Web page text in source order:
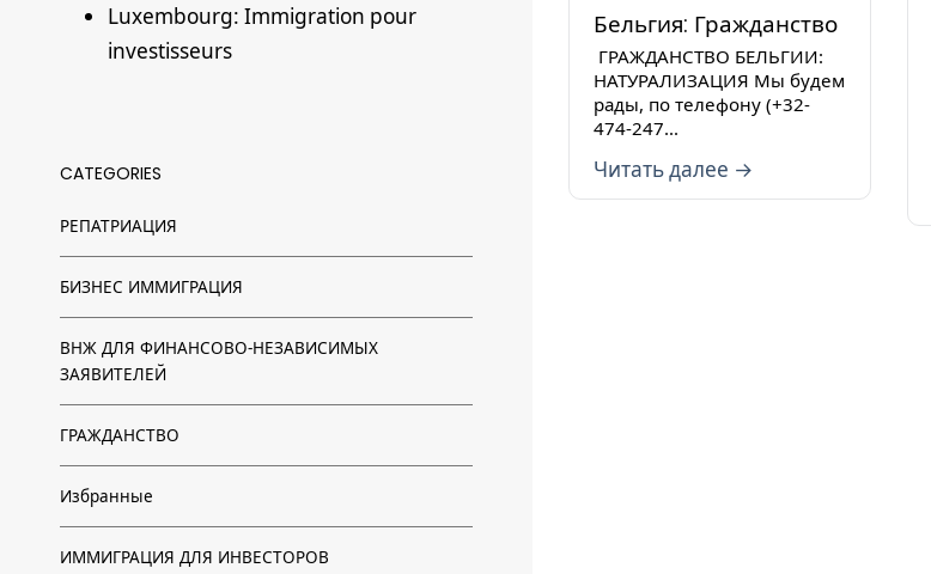
Бельгия: Гражданство
ГРАЖДАНСТВО БЕЛЬГИИ:
НАТУРАЛИЗАЦИЯ Мы будем
рады, по телефону (+32-
474-247...
Читать далее →
Luxembourg: Immigration pour
investisseurs
CATEGORIES
PЕПАТРИAЦИЯ
БИЗНЕС ИММИГРАЦИЯ
ВНЖ ДЛЯ ФИНАНСОВО-НЕЗАВИСИМЫХ
ЗАЯВИТЕЛЕЙ
ГРАЖДАНСТВО
Избранные
ИММИГРАЦИЯ ДЛЯ ИНВЕСТОРОВ